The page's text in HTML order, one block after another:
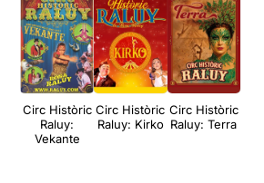
Circ Històric
Raluy:
Vekante
Circ Històric
Raluy: Kirko
Circ Històric
Raluy: Terra